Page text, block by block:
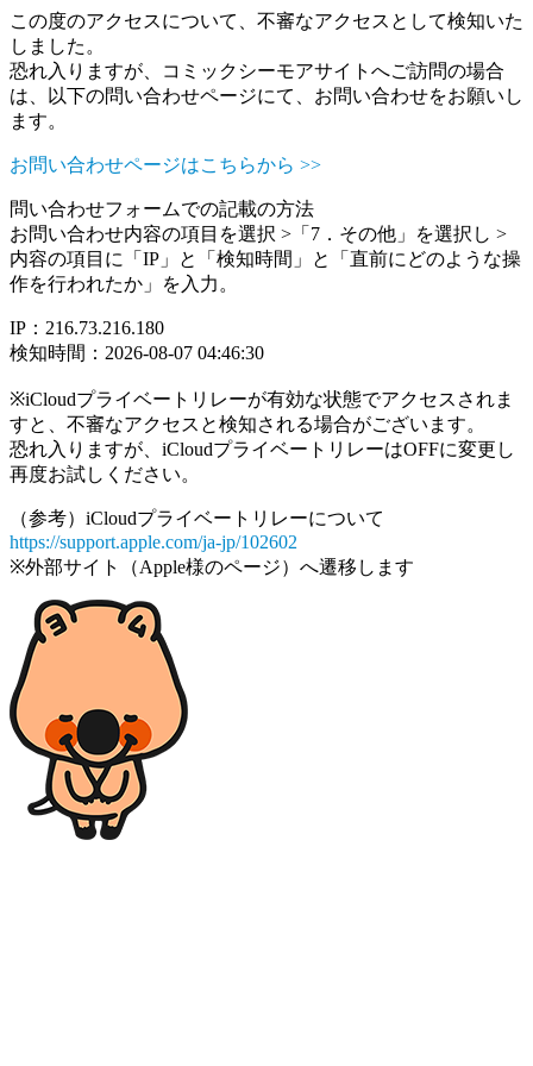
この度のアクセスについて、不審なアクセスとして検知いた
しました。
恐れ入りますが、コミックシーモアサイトへご訪問の場合
は、以下の問い合わせページにて、お問い合わせをお願いし
ます。
お問い合わせページはこちらから >>
問い合わせフォームでの記載の方法
お問い合わせ内容の項目を選択 >「7．その他」を選択し >
内容の項目に「IP」と「検知時間」と「直前にどのような操
作を行われたか」を入力。
IP：216.73.216.180
検知時間：2026-08-07 04:46:30
※iCloudプライベートリレーが有効な状態でアクセスされま
すと、不審なアクセスと検知される場合がございます。
恐れ入りますが、iCloudプライベートリレーはOFFに変更し
再度お試しください。
（参考）iCloudプライベートリレーについて
https://support.apple.com/ja-jp/102602
※外部サイト（Apple様のページ）へ遷移します